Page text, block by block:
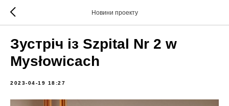
Новини проекту
Зустріч із Szpital Nr 2 w
Mysłowicach
2023-04-19 18:27